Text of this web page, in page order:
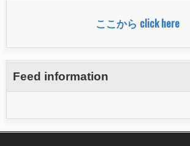
ここから click here
Feed information